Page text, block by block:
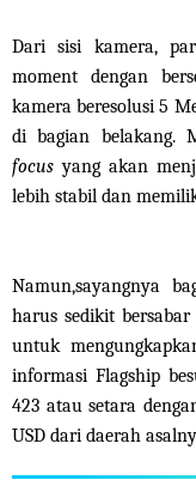
Dari sisi kamera,
moment dengan
kamera beresolusi 5
di bagian belakang.
focus yang akan
lebih stabil dan
Namun,sayangnya
harus sedikit
untuk
informasi Flagship
423 atau setara
USD dari daerah